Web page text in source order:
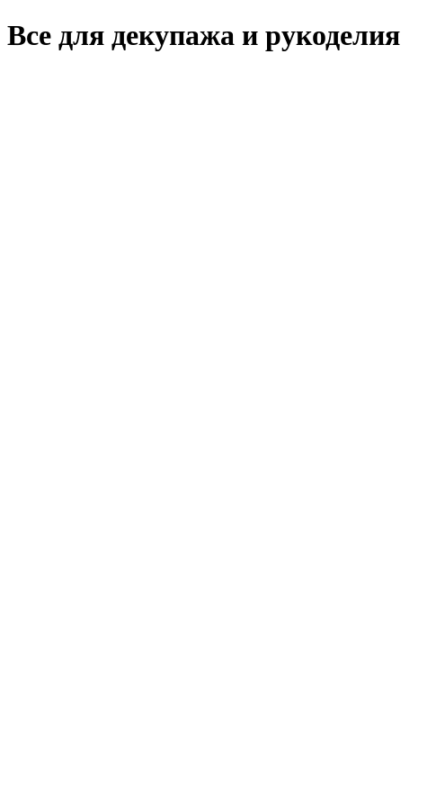
Все для декупажа и рукоделия